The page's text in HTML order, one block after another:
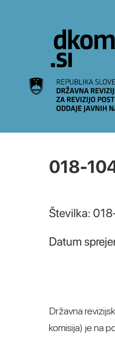
018-
Številka:
Datum
Državna
komisija) je na